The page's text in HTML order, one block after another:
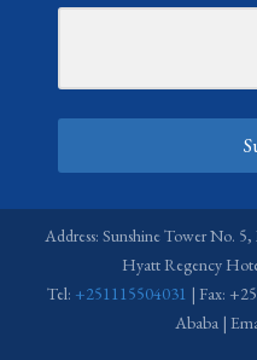
Address: Sunshine Tower No.
Hyatt Regency
Tel: +251115504031 | Fax:
Ababa |